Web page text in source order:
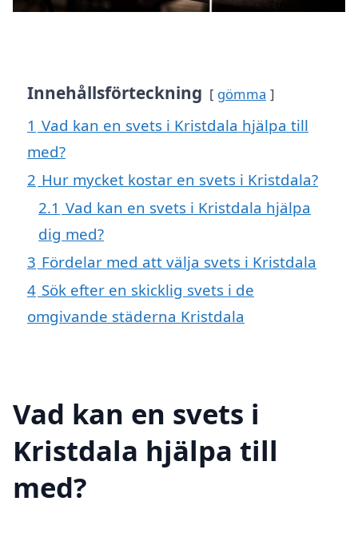
Innehållsförteckning gömma
1 Vad kan en svets i Kristdala hjälpa till
med?
2 Hur mycket kostar en svets i Kristdala?
2.1 Vad kan en svets i Kristdala hjälpa
dig med?
3 Fördelar med att välja svets i Kristdala
4 Sök efter en skicklig svets i de
omgivande städerna Kristdala
Vad kan en svets i
Kristdala hjälpa till
med?